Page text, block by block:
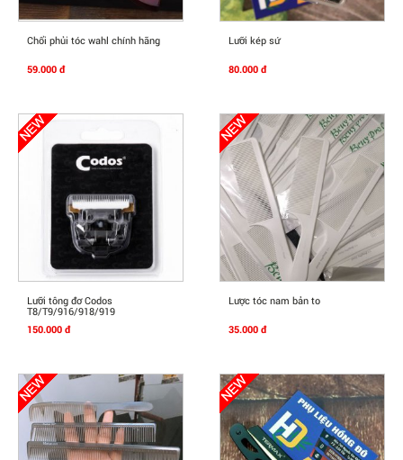
Mua Ngay
Chổi phủi tóc wahl chính hãng
59.000 đ
Lưỡi kép sứ
80.000 đ
Mua Ngay
Lưỡi tông đơ Codos
T8/T9/916/918/919
150.000 đ
Mua Ngay
Lược tóc nam bản to
35.000 đ